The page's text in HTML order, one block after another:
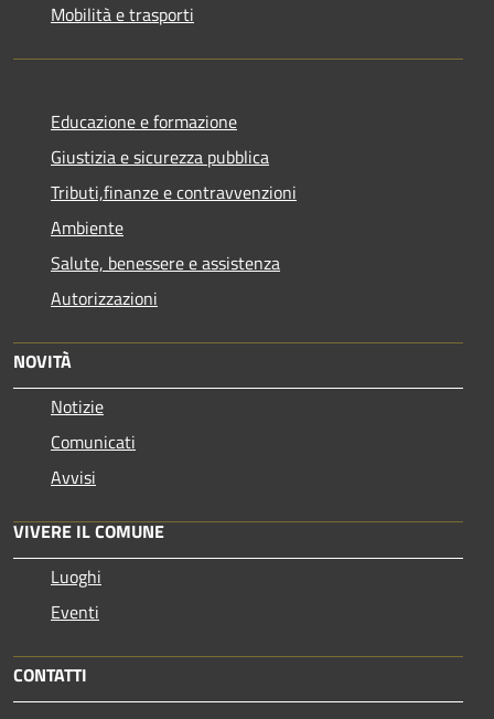
Mobilità e trasporti
Educazione e formazione
Giustizia e sicurezza pubblica
Tributi,finanze e contravvenzioni
Ambiente
Salute, benessere e assistenza
Autorizzazioni
NOVITÀ
Notizie
Comunicati
Avvisi
VIVERE IL COMUNE
Luoghi
Eventi
CONTATTI